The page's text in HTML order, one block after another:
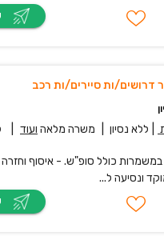
דרושים/ות סיירים/ות רכב
ללא נסיון משרה מלאה ועוד
במשמרות כולל סופ"ש. - איסוף
ונסיעה ל...